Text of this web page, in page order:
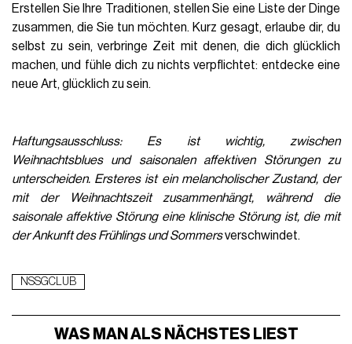
Erstellen Sie Ihre Traditionen, stellen Sie eine Liste der Dinge
zusammen, die Sie tun möchten. Kurz gesagt, erlaube dir, du
selbst zu sein, verbringe Zeit mit denen, die dich glücklich
machen, und fühle dich zu nichts verpflichtet: entdecke eine
neue Art, glücklich zu sein.
Haftungsausschluss: Es ist wichtig, zwischen
Weihnachtsblues und saisonalen affektiven Störungen zu
unterscheiden. Ersteres ist ein melancholischer Zustand, der
mit der Weihnachtszeit zusammenhängt, während die
saisonale affektive Störung eine klinische Störung ist, die mit
der Ankunft des Frühlings und Sommersverschwindet.
NSSGCLUB
WAS MAN ALS NÄCHSTES LIEST